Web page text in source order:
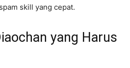
skill yang cepat.
yang Harus